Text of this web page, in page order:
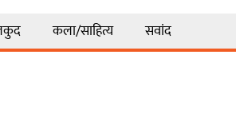
कला/साहित्य सवांद